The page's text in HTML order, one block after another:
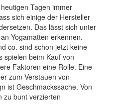
Tagen immer
sich einige der Hersteller
Das lässt sich unter
Yogamatten erkennen.
co. sind schon jetzt keine
spielen beim Kauf von
Faktoren eine Rolle. Eine
zum Verstauen von
ist Geschmackssache. Von
zu bunt verzierten